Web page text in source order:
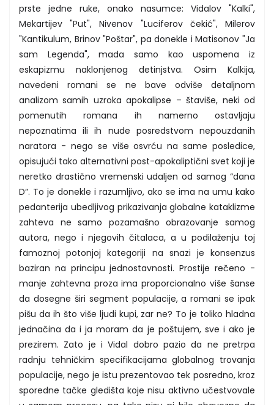
prste jedne ruke, onako nasumce: Vidalov "Kalki",
Mekartijev "Put", Nivenov "Luciferov čekić", Milerov
"Kantikulum, Brinov "Poštar", pa donekle i Matisonov "Ja
sam Legenda", mada samo kao uspomena iz
eskapizmu naklonjenog detinjstva. Osim Kalkija,
navedeni romani se ne bave odviše detaljnom
analizom samih uzroka apokalipse – štaviše, neki od
pomenutih romana ih namerno ostavljaju
nepoznatima ili ih nude posredstvom nepouzdanih
naratora - nego se više osvrću na same posledice,
opisujući tako alternativni post-apokaliptični svet koji je
neretko drastično vremenski udaljen od samog “dana
D”. To je donekle i razumljivo, ako se ima na umu kako
pedanterija ubedljivog prikazivanja globalne kataklizme
zahteva ne samo pozamašno obrazovanje samog
autora, nego i njegovih čitalaca, a u podilaženju toj
famoznoj potonjoj kategoriji na snazi je konsenzus
baziran na principu jednostavnosti. Prostije rečeno -
manje zahtevna proza ima proporcionalno više šanse
da dosegne širi segment populacije, a romani se ipak
pišu da ih što više ljudi kupi, zar ne? To je toliko hladna
jednačina da i ja moram da je poštujem, sve i ako je
prezirem. Zato je i Vidal dobro pazio da ne pretrpa
radnju tehničkim specifikacijama globalnog trovanja
populacije, nego je istu prezentovao tek posredno, kroz
sporedne tačke gledišta koje nisu aktivno učestvovale